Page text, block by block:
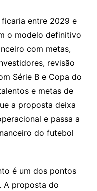
entre 2029 e
o modelo definitivo
com metas,
revisão
Série B e Copa do
e metas de
a proposta deixa
e passa a
do futebol
é um dos pontos
A proposta do